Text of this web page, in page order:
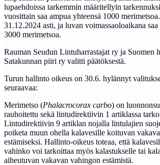
lupaehdoissa tarkemmin määritellyin
vuosittain saa ampua yhteensä 1000
31.12.2024 asti, ja luvan voimassaoloaikana saa
3000 merimetsoa.
Rauman Seudun Lintuharrastajat ry ja Suomen
Satakunnan piiri ry valitti päätöksestä.
Turun hallinto oikeus on 30.6. hylännyt
seuraavaa:
Merimetso (Phalacrocorax carbo) on
rauhoitettu sekä lintudirektiivin 1 artiklassa
Lintudirektiivin 9 artiklan nojalla lintulajien
poiketa muun ohella kalavesille koituvan
estämiseksi. Hallinto-oikeus toteaa, että
vahinko voi tarkoittaa myös kalastukselle tai
aiheutuvan vakavan vahingon estämistä.